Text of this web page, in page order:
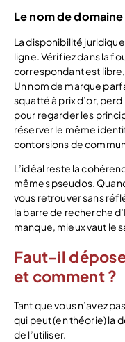
Le nom de
La disponibilité
ligne. Vérifiez dans la
correspondant est
Un nom de marque
squatté à prix d’or,
pour regarder les
réserver le même
contorsions de
L’idéal reste la
mêmes pseudos.
vous retrouver sans
la barre de recherche
manque, mieux vaut le
Faut-il
et comment ?
Tant que vous n’avez
qui peut (en théorie) la
de l’utiliser.